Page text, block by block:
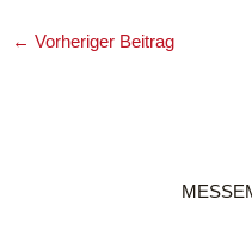
← Vorheriger Beitrag